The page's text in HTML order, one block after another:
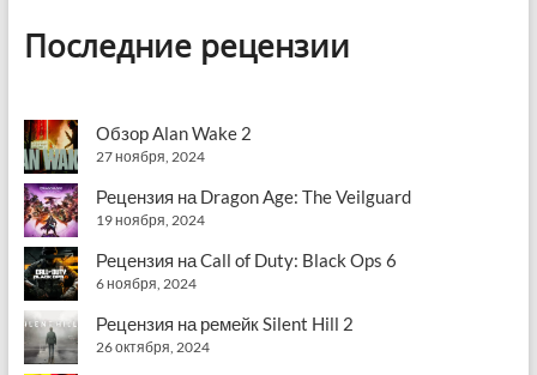
Последние рецензии
Обзор Alan Wake 2
27 ноября, 2024
Рецензия на Dragon Age: The Veilguard
19 ноября, 2024
Рецензия на Call of Duty: Black Ops 6
6 ноября, 2024
Рецензия на ремейк Silent Hill 2
26 октября, 2024